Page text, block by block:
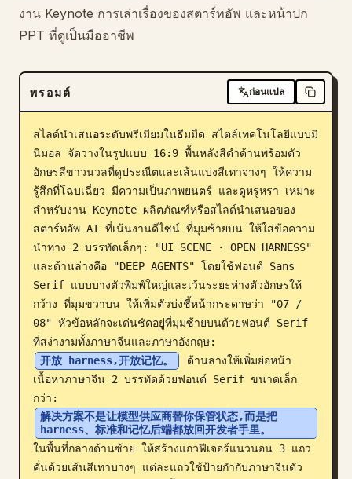
ราคา
ดาวน์โหลด
บล็อก
อัปเดต
งาน Keynote การเล่าเรื่องของสตาร์ทอัพ และหน้าปก
PPT ที่ดูเป็นมืออาชีพ
พรอมต์ ก่อนแปล
สไลด์นำเสนอระดับพรีเมียมในธีมมืด สไตล์เทคโนโลยีแบบมิ
นิมอล จัดวางในรูปแบบ 16:9 พื้นหลังสีดำด้านพร้อมตัว
อักษรสีขาวนวลที่ดูประณีตและเส้นแบ่งสีเทาจางๆ ให้ความ
รู้สึกที่โฉบเฉี่ยว มีความเป็นภาพยนตร์ และดูหรูหรา เหมาะ
สำหรับงาน Keynote ผลิตภัณฑ์หรือสไลด์นำเสนอของ
สตาร์ทอัพ AI ที่เน้นงานดีไซน์ ที่มุมซ้ายบน ให้ใส่ข้อความ
นำทาง 2 บรรทัดเล็กๆ: "UI SCENE · OPEN HARNESS"
และด้านล่างคือ "DEEP AGENTS" โดยใช้ฟอนต์ Sans
Serif แบบบางตัวพิมพ์ใหญ่และเว้นระยะห่างตัวอักษรให้
กว้าง ที่มุมขวาบน ให้เพิ่มตัวบ่งชี้หน้ากระดาษว่า "07 /
08" หัวข้อหลักจะเด่นชัดอยู่ที่มุมซ้ายบนด้วยฟอนต์ Serif
ที่สง่างามทั้งภาษาจีนและภาษาอังกฤษ:
开放 harness,开放记忆。
ด้านล่างให้เพิ่มย่อหน้า
เนื้อหาภาษาจีน 2 บรรทัดด้วยฟอนต์ Serif ขนาดเล็ก
กว่า:
解决方案不是让模型供应商替你保管状态,而是把
harness、标准和记忆后端都放回开发者手里。
ในพื้นที่กลางด้านซ้าย ให้สร้างแถวฟีเจอร์แนวนอน 3 แถว
คั่นด้วยเส้นสีเทาบางๆ แต่ละแถวใช้ป้ายกำกับภาษาจีนตัว